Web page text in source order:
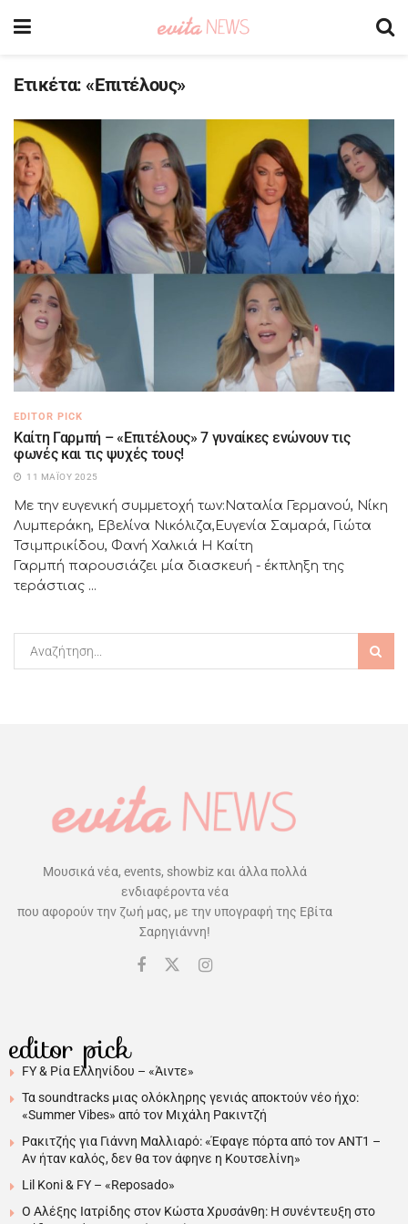
Ετικέτα: «Επιτέλους»
EDITOR PICK
Καίτη Γαρμπή – «Επιτέλους» 7 γυναίκες ενώνουν τις
φωνές και τις ψυχές τους!
11 ΜΑΪ́ΟΥ 2025
Με την ευγενική συμμετοχή των:Ναταλία Γερμανού, Νίκη
Λυμπεράκη, Εβελίνα Νικόλιζα,Ευγενία Σαμαρά, Γιώτα
Τσιμπρικίδου, Φανή Χαλκιά Η Καίτη
Γαρμπή παρουσιάζει μία διασκευή - έκπληξη της
τεράστιας ...
Μουσικά νέα, events, showbiz και άλλα πολλά
ενδιαφέροντα νέα
που αφορούν την ζωή μας, με την υπογραφή της Εβίτα
Σαρηγιάννη!
editor pick
FY & Ρία Ελληνίδου – «Άιντε»
Τα soundtracks μιας ολόκληρης γενιάς αποκτούν νέο ήχο:
«Summer Vibes» από τον Μιχάλη Ρακιντζή
Ρακιτζής για Γιάννη Μαλλιαρό: «Έφαγε πόρτα από τον ΑΝΤ1 –
Αν ήταν καλός, δεν θα τον άφηνε η Κουτσελίνη»
Lil Koni & FY – «Reposado»
Ο Αλέξης Ιατρίδης στον Κώστα Χρυσάνθη: Η συνέντευξη στο